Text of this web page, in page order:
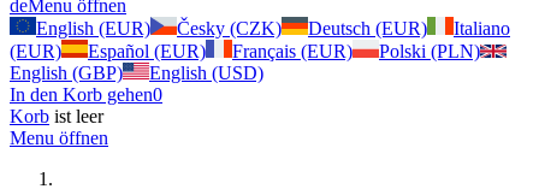
deMenu öffnen
English (EUR)
Česky (CZK) Deutsch (EUR)
Italiano
(EUR)
Español (EUR) Français (EUR)
Polski (PLN)
English (GBP)
English (USD)
In den Korb gehen0
Korb ist leer
Menu öffnen